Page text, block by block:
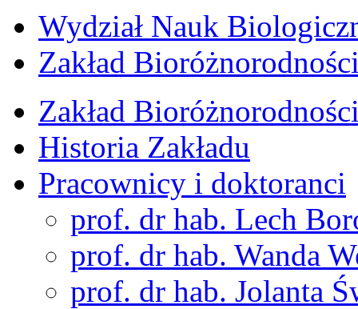
Wydział Nauk
Zakład
Zakład
Historia Zakładu
Pracownicy i doktoranci
prof. dr hab. Lech
prof. dr hab. Wanda
prof. dr hab. Jolanta